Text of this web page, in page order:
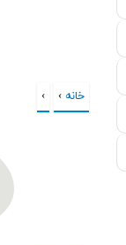
شما اینجا هستید
خانه ›
›